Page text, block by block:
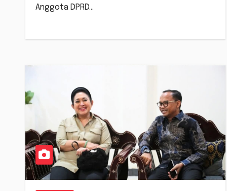
Anggota DPRD…